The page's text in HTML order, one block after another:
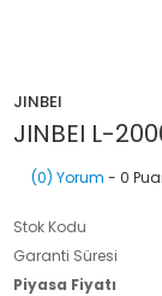
JINBEI
JINBEI L-
(0) Yorum - 0
Stok Kodu
Garanti Süresi
Piyasa Fiyatı